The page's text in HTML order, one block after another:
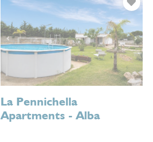
Previous Next
La Pennichella
Apartments - Alba